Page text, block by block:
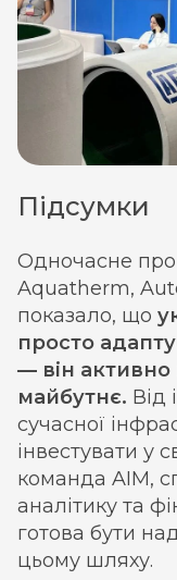
Підсумки
Одночасне
Aquatherm,
показало, що
просто
— він активно
майбутнє. Від
сучасної
інвестувати у
команда AIM,
аналітику та
готова бути
цьому шляху.